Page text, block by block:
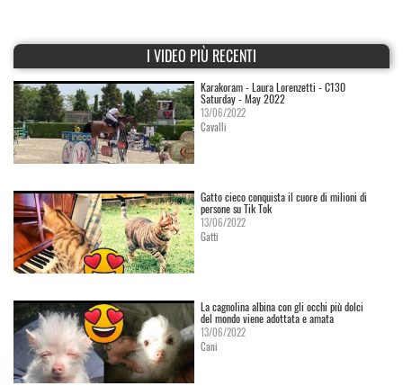
I VIDEO PIÙ RECENTI
Karakoram - Laura Lorenzetti - C130
Saturday - May 2022
13/06/2022
Cavalli
Gatto cieco conquista il cuore di milioni di
persone su Tik Tok
13/06/2022
Gatti
La cagnolina albina con gli occhi più dolci
del mondo viene adottata e amata
13/06/2022
Cani